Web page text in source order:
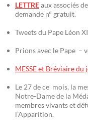
LETTREaux associés
demande n° gratuit.
Tweets du Pape Léon
Prions avec le Pape –
MESSE et Bréviaire du
Le 27 de ce mois, la
Notre-Dame de la
membres vivants et
l’Apparition.